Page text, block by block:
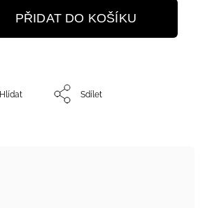
PŘIDAT DO KOŠÍKU
Hlídat Sdílet